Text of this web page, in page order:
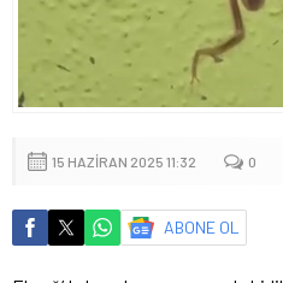
15 HAZIRAN 2025 11:32 0
ABONE OL